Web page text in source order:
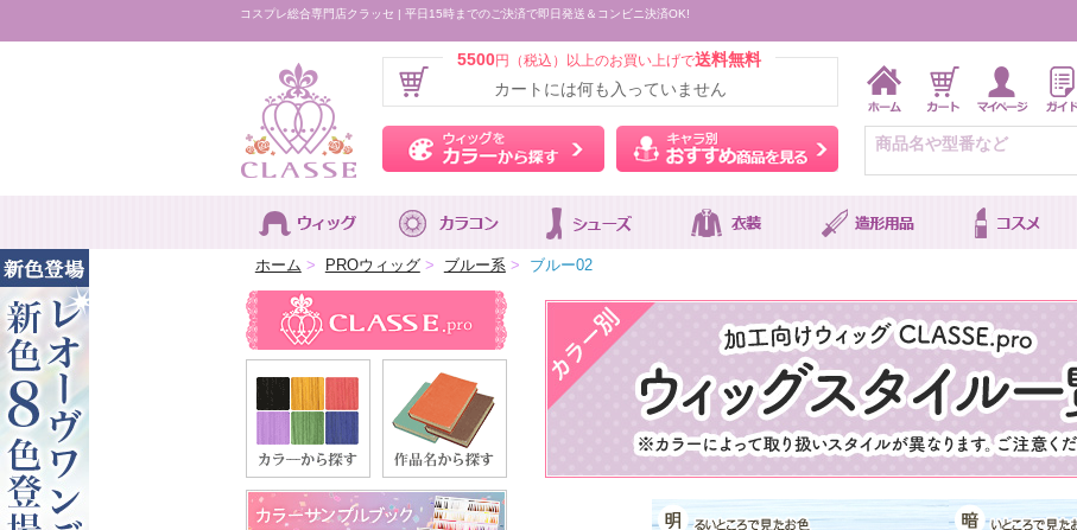
コスプレ総合専門店クラッセ | 平日15時までのご決済で即日発送＆コンビニ決済OK!
5500円（税込）以上のお買い上げで送料無料
カートには何も入っていません
ウィッグをカラーから探す キャラ別おすすめ商品を見る
ホーム > PROウィッグ > ブルー系 > ブルー02